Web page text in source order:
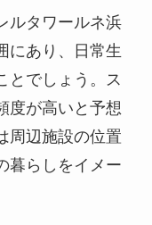
ルタワールネ浜
にあり、日常生
とでしょう。ス
度が高いと予想
周辺施設の位置
暮らしをイメー